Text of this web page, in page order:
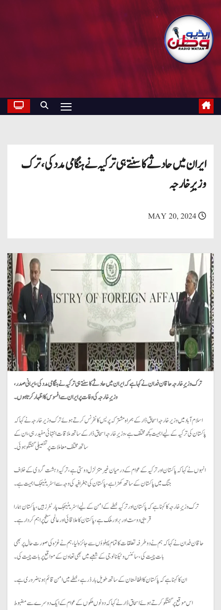
ایران میں حادثے کا سنتے ہی ترکیہ نے ہنگامی مدد کی، ترک
وزیرِ خارجہ
MAY 20, 2024
ترک وزیرِ خارجہ حاقان فدان نے کہا ہے کہ ایران میں حادثے کا سنتے ہی ترکیہ نے ہنگامی مدد کی، ایرانی صدر،
وزیرِ خارجہ کی وفات پر ایران سے افسوس کا اظہار کرتا ہوں۔
اسلام آباد میں وزیر خارجہ اسحاق ڈار کے ہمراہ مشترکہ پریس کانفرنس کرتے ہوئے ترک وزیر خارجہ نے کہا کہ
پاکستان کی ترکیہ کے لیے اہمیت کچھ مختلف ہے، وزیرِ خارجہ اسحاق ڈار کے ساتھ ملاقات انتہائی مفید رہی، ان کے
ساتھ مختلف معاملات پر تفصیلی گفتگو ہوئی۔
انہوں نے کہا کہ پاکستان اور ترکیہ کے عوام کے درمیان غیر متزلزل دوستی ہے، ترکیہ دہشت گردی کے خلاف
جنگ میں پاکستان کے ساتھ کھڑا ہے، پاکستان کی جغرافیہ کی وجہ سے اسٹریٹیجک اہمیت ہے۔
ترک وزیرِ خارجہ کا کہنا ہے کہ پاکستان اور ترکیہ خطے کے امن کے لیے اسٹریٹیجک پارٹنرز ہیں، پاکستان ہمارا
قریبی دوست اور برادر ملک ہے، پاکستان کا علاقائی اور عالمی سطح پر اہم کردار ہے۔
حاقان فدان نے کہا کہ ہم نے دو طرفہ تعلقات کا تمام پہلوؤں سے جائزہ لیا، ہم نے غزہ کی صورت حال پر بھی
بات چیت کی، سائنس و ٹیکنالوجی کے شعبے میں بھی تعاون کے مواقع پر بات چیت کی۔
ان کا کہنا ہے کہ پاکستان کا افغانستان کے ساتھ طویل بارڈر ہے، خطے میں امن قائم ہونا ضروری ہے۔
اس موقع پر گفتگو کرتے ہوئے اسحاق ڈار نے کہا کہ دونوں ملکوں کے عوام کے ایک دوسرے سے مضبوط